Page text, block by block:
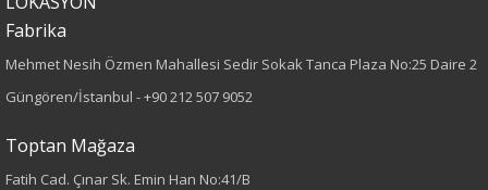
Kumaş
%95 Polyester
%5 Elastan
Yaka Tipi
Bisiklet Yaka
Fabrika
Mehmet Nesih Özmen Mahallesi Sedir Sokak Tanca Plaza No:25 Daire 2
Güngören/İstanbul -+90 212 507 9052
Toptan Mağaza
Fatih Cad. Çınar Sk. Emin Han No:41/B